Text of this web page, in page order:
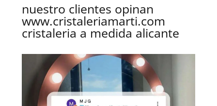
nuestro clientes opinan
www.cristaleriamarti.com
cristaleria a medida alicante